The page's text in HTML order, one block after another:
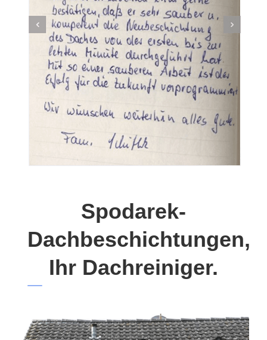
Spodarek-
Dachbeschichtungen,
Ihr Dachreiniger.